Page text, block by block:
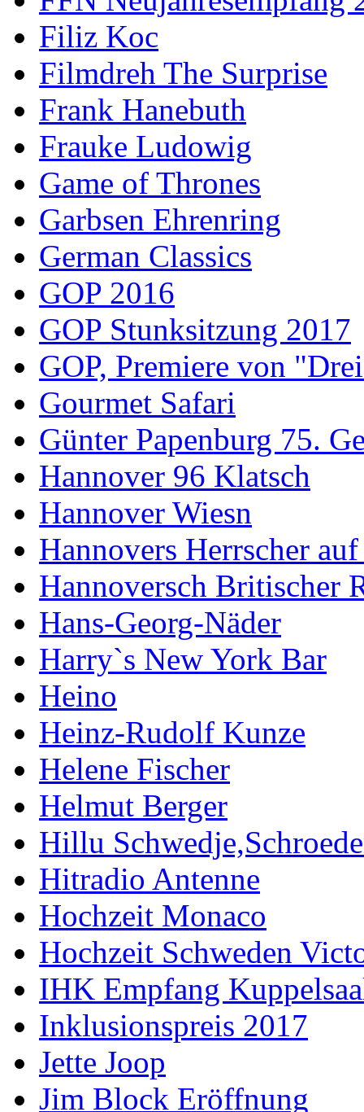
Filiz Koc
Filmdreh The Surprise
Frank Hanebuth
Frauke Ludowig
Game of Thrones
Garbsen Ehrenring
German Classics
GOP 2016
GOP Stunksitzung 2017
GOP, Premiere von
Gourmet Safari
Günter Papenburg 75.
Hannover 96 Klatsch
Hannover Wiesn
Hannovers Herrscher
Hannoversch Britischer
Hans-Georg-Näder
Harry`s New York Bar
Heino
Heinz-Rudolf Kunze
Helene Fischer
Helmut Berger
Hillu
Hitradio Antenne
Hochzeit Monaco
Hochzeit Schweden
IHK Empfang
Inklusionspreis 2017
Jette Joop
Jim Block Eröffnung